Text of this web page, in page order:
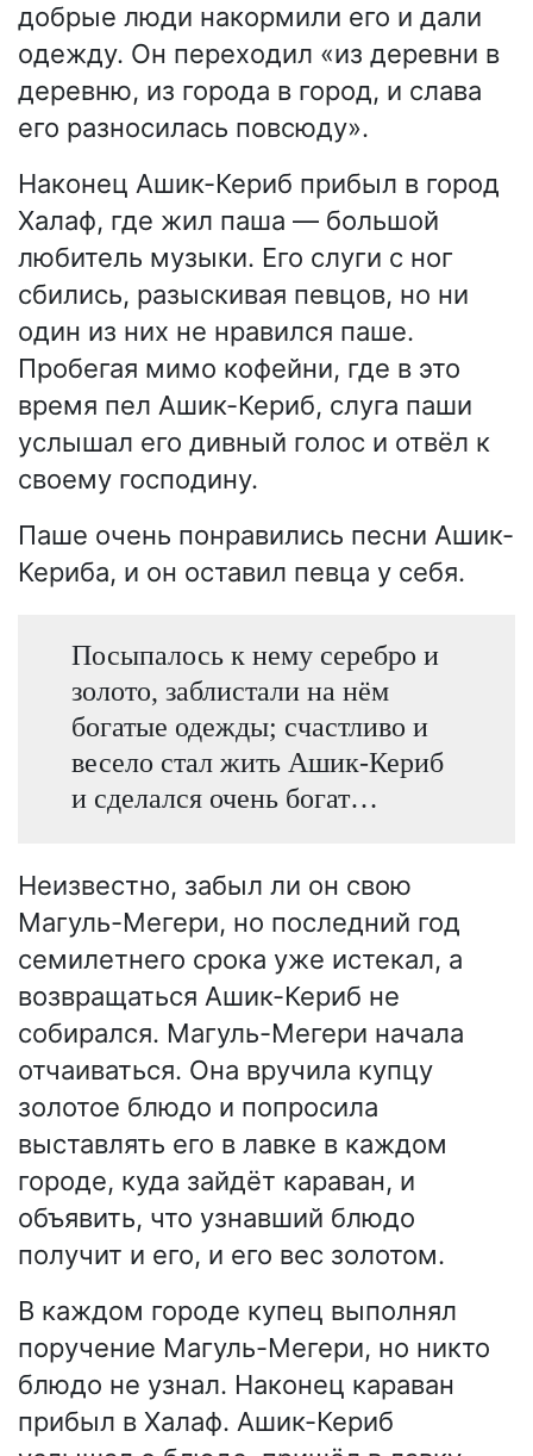
добрые люди накормили его и дали
одежду. Он переходил «из деревни в
деревню, из города в город, и слава
его разносилась повсюду».
Наконец Ашик-Кериб прибыл в город
Халаф, где жил паша — большой
любитель музыки. Его слуги с ног
сбились, разыскивая певцов, но ни
один из них не нравился паше.
Пробегая мимо кофейни, где в это
время пел Ашик-Кериб, слуга паши
услышал его дивный голос и отвёл к
своему господину.
Паше очень понравились песни Ашик-
Кериба, и он оставил певца у себя.
Посыпалось к нему серебро и
золото, заблистали на нём
богатые одежды; счастливо и
весело стал жить Ашик-Кериб
и сделался очень богат…
Неизвестно, забыл ли он свою
Магуль-Мегери, но последний год
семилетнего срока уже истекал, а
возвращаться Ашик-Кериб не
собирался. Магуль-Мегери начала
отчаиваться. Она вручила купцу
золотое блюдо и попросила
выставлять его в лавке в каждом
городе, куда зайдёт караван, и
объявить, что узнавший блюдо
получит и его, и его вес золотом.
В каждом городе купец выполнял
поручение Магуль-Мегери, но никто
блюдо не узнал. Наконец караван
прибыл в Халаф. Ашик-Кериб